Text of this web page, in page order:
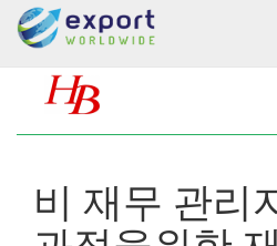
비 재무 관리